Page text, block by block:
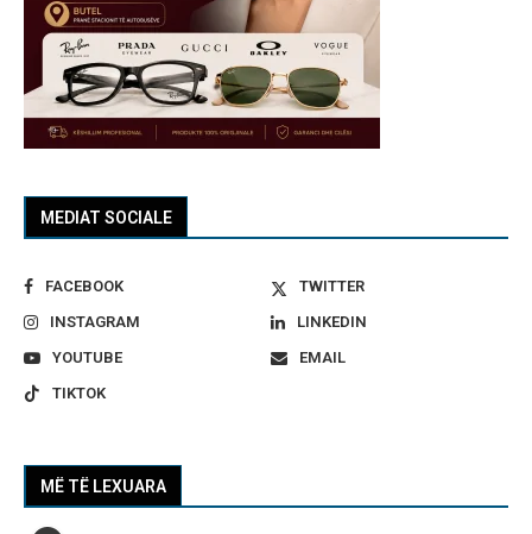
MEDIAT SOCIALE
FACEBOOK
TWITTER
INSTAGRAM
LINKEDIN
YOUTUBE
EMAIL
TIKTOK
MË TË LEXUARA